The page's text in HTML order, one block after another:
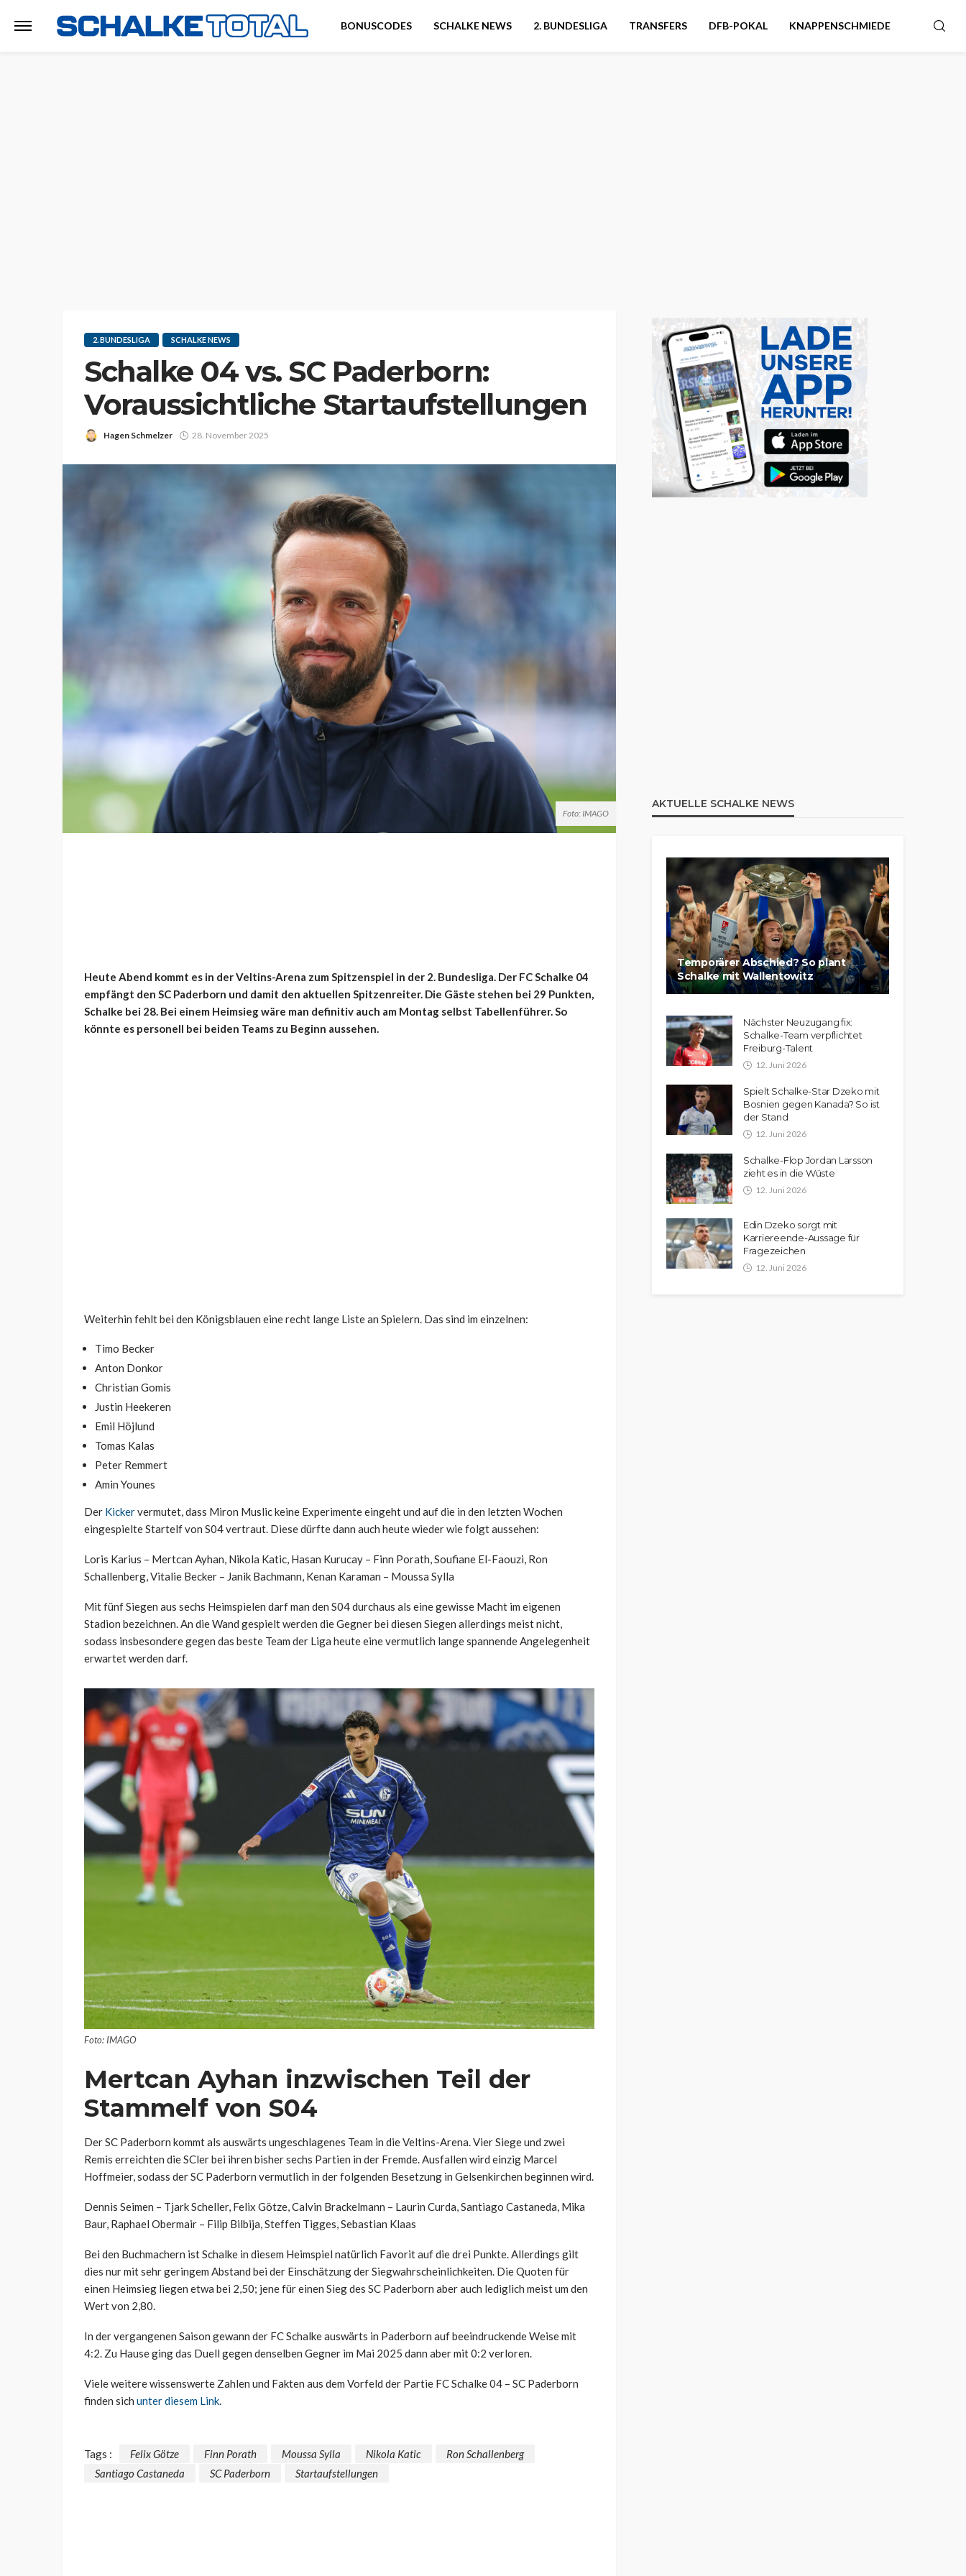
BONUSCODES SCHALKE NEWS 2. BUNDESLIGA TRANSFERS DFB-POKAL KNAPPENSCHMIEDE
2. BUNDESLIGA SCHALKE NEWS
Schalke 04 vs. SC Paderborn:
Voraussichtliche Startaufstellungen
Hagen Schmelzer 28. November 2025
Foto: IMAGO
Heute Abend kommt es in der Veltins-Arena zum Spitzenspiel in der 2. Bundesliga. Der FC Schalke 04
empfängt den SC Paderborn und damit den aktuellen Spitzenreiter. Die Gäste stehen bei 29 Punkten,
Schalke bei 28. Bei einem Heimsieg wäre man definitiv auch am Montag selbst Tabellenführer. So
könnte es personell bei beiden Teams zu Beginn aussehen.
Weiterhin fehlt bei den Königsblauen eine recht lange Liste an Spielern. Das sind im einzelnen:
Timo Becker
Anton Donkor
Christian Gomis
Justin Heekeren
Emil Höjlund
Tomas Kalas
Peter Remmert
Amin Younes
Der Kickervermutet, dass Miron Muslic keine Experimente eingeht und auf die in den letzten Wochen
eingespielte Startelf von S04 vertraut. Diese dürfte dann auch heute wieder wie folgt aussehen:
Loris Karius – Mertcan Ayhan, Nikola Katic, Hasan Kurucay – Finn Porath, Soufiane El-Faouzi, Ron
Schallenberg, Vitalie Becker – Janik Bachmann, Kenan Karaman – Moussa Sylla
Mit fünf Siegen aus sechs Heimspielen darf man den S04 durchaus als eine gewisse Macht im eigenen
Stadion bezeichnen. An die Wand gespielt werden die Gegner bei diesen Siegen allerdings meist nicht,
sodass insbesondere gegen das beste Team der Liga heute eine vermutlich lange spannende Angelegenheit
erwartet werden darf.
Foto: IMAGO
Mertcan Ayhan inzwischen Teil der
Stammelf von S04
Der SC Paderborn kommt als auswärts ungeschlagenes Team in die Veltins-Arena. Vier Siege und zwei
Remis erreichten die SCler bei ihren bisher sechs Partien in der Fremde. Ausfallen wird einzig Marcel
Hoffmeier, sodass der SC Paderborn vermutlich in der folgenden Besetzung in Gelsenkirchen beginnen wird.
Dennis Seimen – Tjark Scheller, Felix Götze, Calvin Brackelmann – Laurin Curda, Santiago Castaneda, Mika
Baur, Raphael Obermair – Filip Bilbija, Steffen Tigges, Sebastian Klaas
Bei den Buchmachern ist Schalke in diesem Heimspiel natürlich Favorit auf die drei Punkte. Allerdings gilt
dies nur mit sehr geringem Abstand bei der Einschätzung der Siegwahrscheinlichkeiten. Die Quoten für
einen Heimsieg liegen etwa bei 2,50; jene für einen Sieg des SC Paderborn aber auch lediglich meist um den
Wert von 2,80.
In der vergangenen Saison gewann der FC Schalke auswärts in Paderborn auf beeindruckende Weise mit
4:2. Zu Hause ging das Duell gegen denselben Gegner im Mai 2025 dann aber mit 0:2 verloren.
Viele weitere wissenswerte Zahlen und Fakten aus dem Vorfeld der Partie FC Schalke 04 – SC Paderborn
finden sich unter diesem Link.
Tags : Felix Götze Finn Porath Moussa Sylla Nikola Katic
Ron Schallenberg
Santiago Castaneda
SC Paderborn Startaufstellungen
AKTUELLE SCHALKE NEWS
Temporärer Abschied? So plant
Schalke mit Wallentowitz
Nächster Neuzugang fix:
Schalke-Team verpflichtet
Freiburg-Talent
12. Juni 2026
Spielt Schalke-Star Dzeko mit
Bosnien gegen Kanada? So ist
der Stand
12. Juni 2026
Schalke-Flop Jordan Larsson
zieht es in die Wüste
12. Juni 2026
Edin Dzeko sorgt mit
Karriereende-Aussage für
Fragezeichen
12. Juni 2026